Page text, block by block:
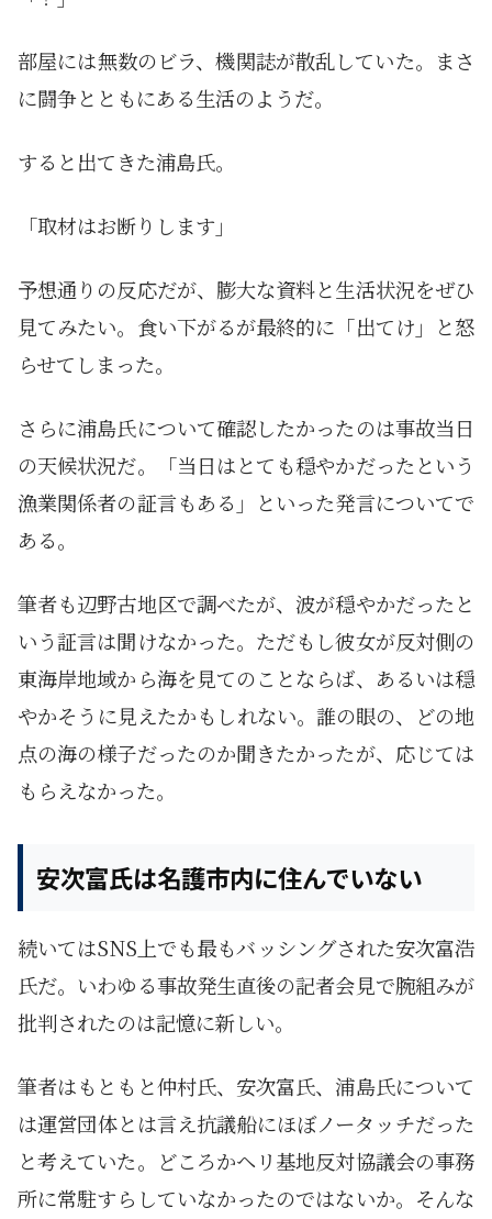
部屋には無数のビラ、機関誌が散乱していた。まさ
に闘争とともにある生活のようだ。
すると出てきた浦島氏。
「取材はお断りします」
予想通りの反応だが、膨大な資料と生活状況をぜひ
見てみたい。食い下がるが最終的に「出てけ」と怒
らせてしまった。
さらに浦島氏について確認したかったのは事故当日
の天候状況だ。「当日はとても穏やかだったという
漁業関係者の証言もある」といった発言についてで
ある。
筆者も辺野古地区で調べたが、波が穏やかだったと
いう証言は聞けなかった。ただもし彼女が反対側の
東海岸地域から海を見てのことならば、あるいは穏
やかそうに見えたかもしれない。誰の眼の、どの地
点の海の様子だったのか聞きたかったが、応じては
もらえなかった。
安次富氏は名護市内に住んでいない
続いてはSNS上でも最もバッシングされた安次富浩
氏だ。いわゆる事故発生直後の記者会見で腕組みが
批判されたのは記憶に新しい。
筆者はもともと仲村氏、安次富氏、浦島氏について
は運営団体とは言え抗議船にほぼノータッチだった
と考えていた。どころかヘリ基地反対協議会の事務
所に常駐すらしていなかったのではないか。そんな